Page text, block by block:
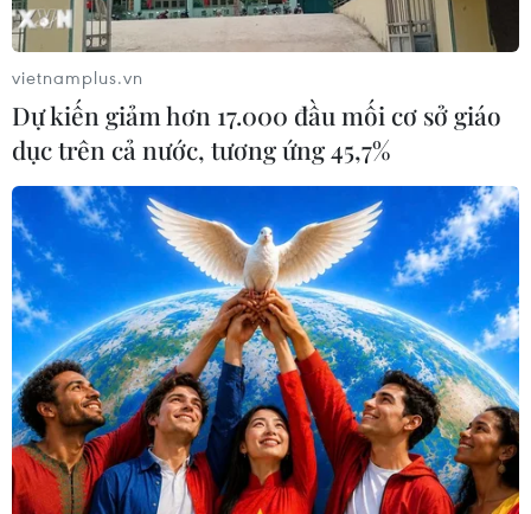
cảnh cáo đối với ông Trần Đặng Đức.
Cách chức Giám đốc Trung tâm Chăm sóc
sức khỏe sinh sản An Giang
vietnamplus.vn
Dự kiến giảm hơn 17.000 đầu mối cơ sở giáo
dục trên cả nước, tương ứng 45,7%